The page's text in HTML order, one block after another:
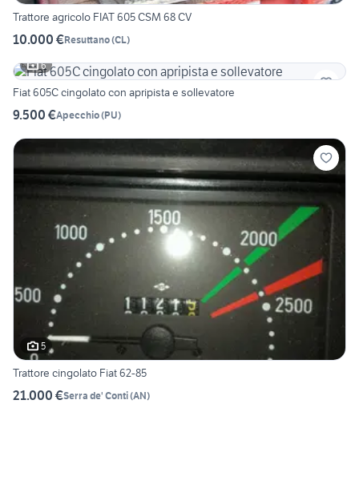
Trattore agricolo FIAT 605 CSM 68 CV
10.000 €Resuttano(CL)
6
Fiat 605C cingolato con apripista e sollevatore
9.500 €Apecchio(PU)
5
Trattore cingolato Fiat 62-85
21.000 €Serra de' Conti(AN)